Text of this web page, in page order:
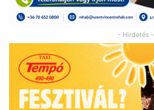
- Hirdetés -